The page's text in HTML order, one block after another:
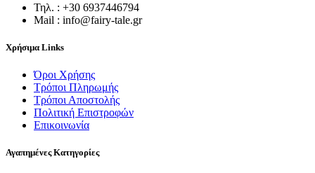
Τηλ. : +30 6937446794
Mail : info@fairy-tale.gr
Χρήσιμα Links
Όροι Χρήσης
Τρόποι Πληρωμής
Τρόποι Αποστολής
Πολιτική Επιστροφών
Επικοινωνία
Αγαπημένες Κατηγορίες